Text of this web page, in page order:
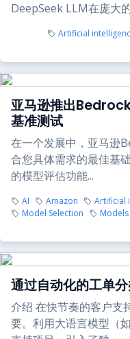
DeepSeek LLM在庞大
Artificial
亚马逊推出
基准测试
在一个发展中，亚马逊
合您具体需求的最佳基
的模型评估功能...
AI Amazon Artificial
Model Selection
Models
通过自动化的工单
介绍 在快节奏的客户支
要。利用大语言模型（